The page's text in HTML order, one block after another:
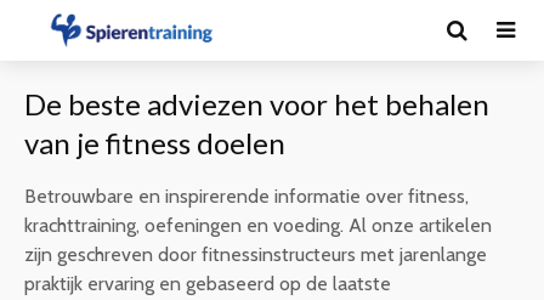
De beste adviezen voor het behalen
van je fitness doelen
Betrouwbare en inspirerende informatie over fitness,
krachttraining, oefeningen en voeding. Al onze artikelen
zijn geschreven door fitnessinstructeurs met jarenlange
praktijk ervaring en gebaseerd op de laatste